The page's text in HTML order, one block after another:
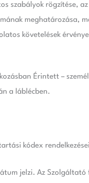
szabályok rögzítése,
meghatározása,
követelések
Érintett –
a láblécben.
kódex
jelzi. Az